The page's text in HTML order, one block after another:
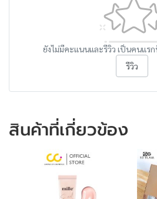
ยังไม่มีคะแนนและรีวิว เป็นคนแร
รีวิว
สินค้าที่เกี่ยวข้อง